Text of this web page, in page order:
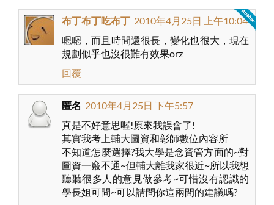
布丁布丁吃布丁 2010年4月25日 上午10:04
嗯嗯，而且時間還很長，變化也很大，現在
規劃似乎也沒很難有效果orz
回覆
匿名 2010年4月25日 下午5:57
真是不好意思喔!原來我誤會了!
其實我考上輔大圖資和彰師數位內容所
不知道怎麼選擇?我大學是念資管方面的~對
圖資一竅不通~但輔大離我家很近~所以我想
聽聽很多人的意見做參考~可惜沒有認識的
學長姐可問~可以請問你這兩間的建議嗎?